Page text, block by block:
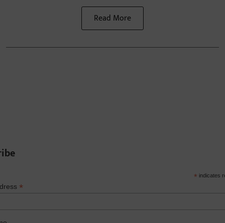
Read More
* indicates
*